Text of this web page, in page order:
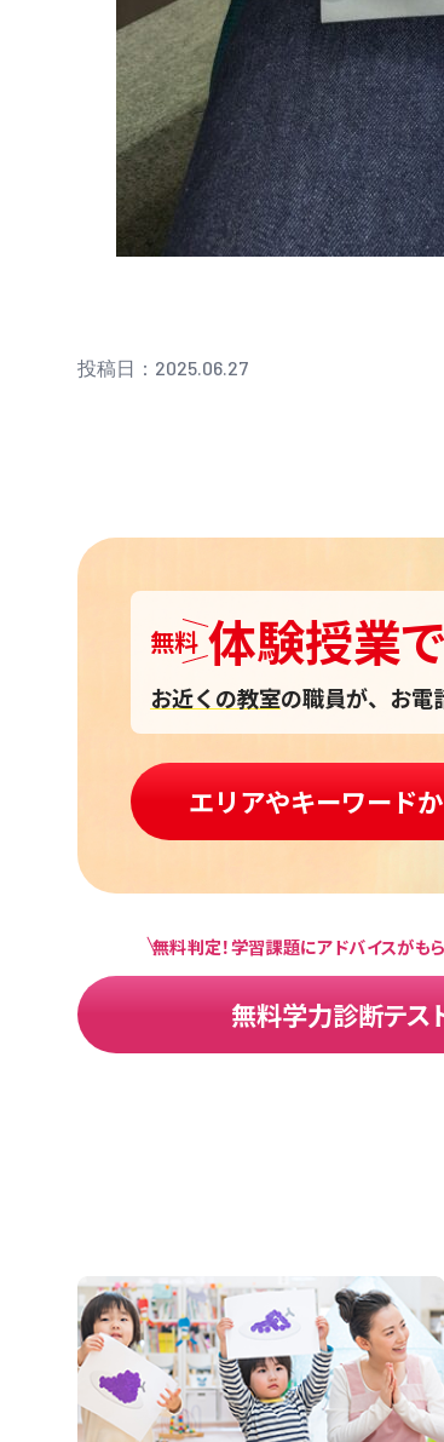
投稿日：2025.06.27
無料 体験授業で
お近くの教室の職員が、お電
エリアやキーワード
無料判定！学習課題にアドバイスがも
無料学力診断テス